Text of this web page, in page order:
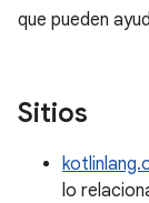
que pueden
Sitios
lo